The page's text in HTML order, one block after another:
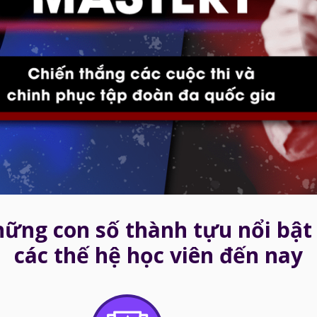
con số thành tựu nổi
các thế hệ học viên đến nay